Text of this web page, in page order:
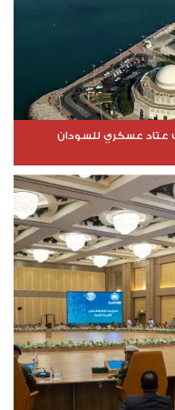
عتاد عسكري للسودان